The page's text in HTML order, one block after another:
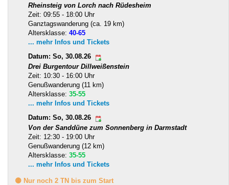
Rheinsteig von Lorch nach Rüdesheim
Zeit: 09:55 - 18:00 Uhr
Ganztagswanderung (ca. 19 km)
Altersklasse: 40-65
... mehr Infos und Tickets
Datum: So, 30.08.26
Drei Burgentour Dillweißenstein
Zeit: 10:30 - 16:00 Uhr
Genußwanderung (11 km)
Altersklasse: 35-55
... mehr Infos und Tickets
Datum: So, 30.08.26
Von der Sanddüne zum Sonnenberg in Darmstadt
Zeit: 12:30 - 19:00 Uhr
Genußwanderung (12 km)
Altersklasse: 35-55
... mehr Infos und Tickets
🟡 Nur noch 2 TN bis zum Start